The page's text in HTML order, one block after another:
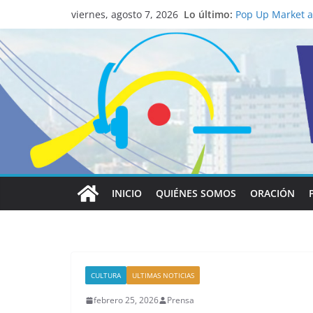
viernes, agosto 7, 2026 Lo último: católico para
Pop Up Market
economía local
Salud mental
familia
Lo que tienen
Papa León XIV
Realizadores
institucional y
INICIO QUIÉNES SOMOS ORACIÓN
CULTURA ULTIMAS NOTICIAS
febrero 25, 2026 Prensa